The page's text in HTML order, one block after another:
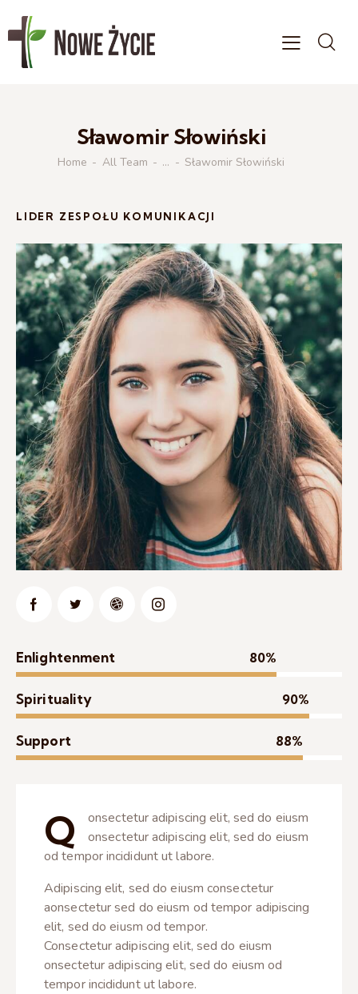
Sławomir Słowiński
Home All Team ... Sławomir Słowiński
LIDER ZESPOŁU KOMUNIKACJI
Enlightenment 80%
Spirituality 90%
Support 88%
Q
onsectetur adipiscing elit, sed do eiusm
onsectetur adipiscing elit, sed do eiusm
od tempor incididunt ut labore.
Adipiscing elit, sed do eiusm consectetur
aonsectetur sed do eiusm od tempor adipiscing
elit, sed do eiusm od tempor.
Consectetur adipiscing elit, sed do eiusm
onsectetur adipiscing elit, sed do eiusm od
tempor incididunt ut labore.